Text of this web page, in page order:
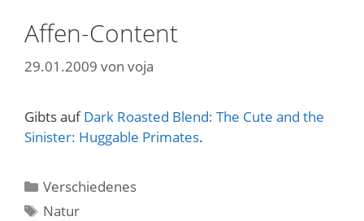
Affen-Content
29.01.2009 von voja
Gibts aufDark Roasted Blend: The Cute and the
Sinister: Huggable Primates.
Kategorien
Verschiedenes
Schlagwörter
Natur